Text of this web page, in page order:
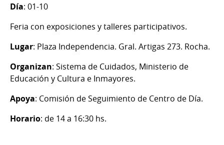
Día: 01-10
Feria con exposiciones y talleres participativos.
Lugar: Plaza Independencia. Gral. Artigas 273. Rocha.
Organizan: Sistema de Cuidados, Ministerio de
Educación y Cultura e Inmayores.
Apoya: Comisión de Seguimiento de Centro de Día.
Horario: de 14 a 16:30 hs.